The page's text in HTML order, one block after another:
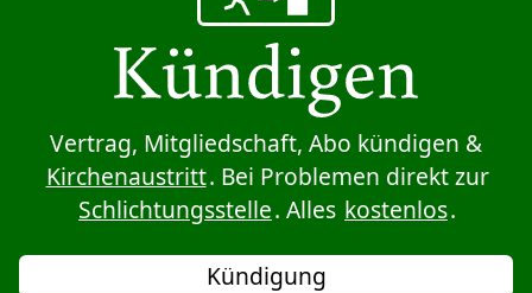
Vertrag, Mitgliedschaft, Abo kündigen &
Kirchenaustritt. Bei Problemen direkt zur
Schlichtungsstelle. Alles kostenlos.
Kündigung